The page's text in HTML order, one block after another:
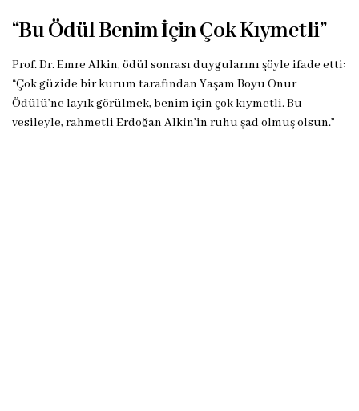
“Bu Ödül Benim İçin Çok Kıymetli”
Prof. Dr. Emre Alkin, ödül sonrası duygularını şöyle ifade etti:
“Çok güzide bir kurum tarafından Yaşam Boyu Onur
Ödülü’ne layık görülmek, benim için çok kıymetli. Bu
vesileyle, rahmetli Erdoğan Alkin’in ruhu şad olmuş olsun.”